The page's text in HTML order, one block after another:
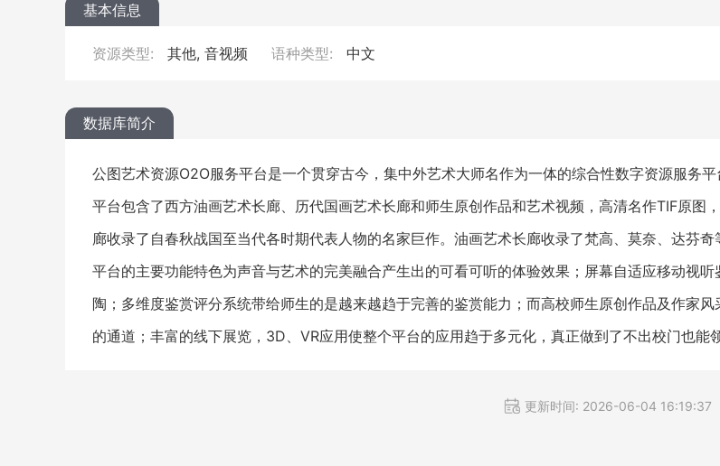
基本信息
资源类型: 其他, 音视频 语种类型: 中文
数据库简介
公图艺术资源O2O服务平台是一个贯穿古今，集中外艺术大师名作为一体的综合性数字资源服务平
平台包含了西方油画艺术长廊、历代国画艺术长廊和师生原创作品和艺术视频，高清名作TIF原图
廊收录了自春秋战国至当代各时期代表人物的名家巨作。油画艺术长廊收录了梵高、莫奈、达芬奇
平台的主要功能特色为声音与艺术的完美融合产生出的可看可听的体验效果；屏幕自适应移动视
陶；多维度鉴赏评分系统带给师生的是越来越趋于完善的鉴赏能力；而高校师生原创作品及作家
的通道；丰富的线下展览，3D、VR应用使整个平台的应用趋于多元化，真正做到了不出校门也能
更新时间: 2026-06-04 16:19:37